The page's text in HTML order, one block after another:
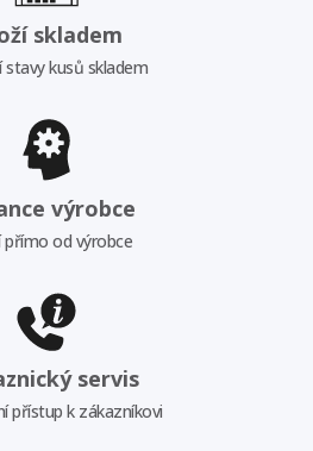
skladem
stavy kusů skladem
výrobce
přímo od výrobce
servis
přístup k zákazníkovi